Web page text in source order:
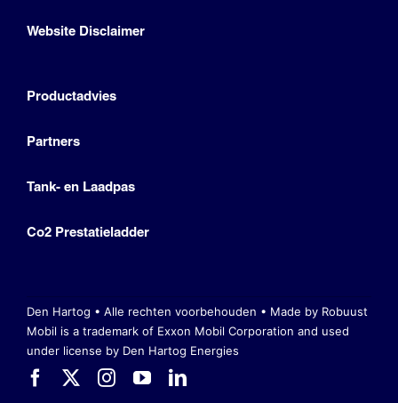
Website Disclaimer
Productadvies
Partners
Tank- en Laadpas
Co2 Prestatieladder
Den Hartog • Alle rechten voorbehouden • Made by Robuust
Mobil is a trademark of Exxon Mobil Corporation and used
under license by Den Hartog Energies